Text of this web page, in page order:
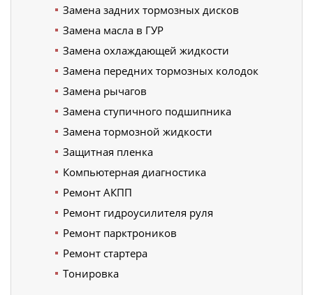
Замена задних тормозных дисков
Замена масла в ГУР
Замена охлаждающей жидкости
Замена передних тормозных колодок
Замена рычагов
Замена ступичного подшипника
Замена тормозной жидкости
Защитная пленка
Компьютерная диагностика
Ремонт АКПП
Ремонт гидроусилителя руля
Ремонт парктроников
Ремонт стартера
Тонировка